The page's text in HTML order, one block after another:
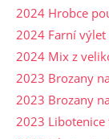
2024 Hrobce
2024 Farní výlet
2024 Mix z
2023 Brozany
2023 Brozany
2023